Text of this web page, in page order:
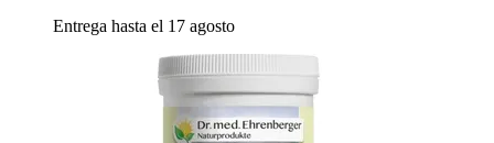
Entrega hasta el 17 agosto